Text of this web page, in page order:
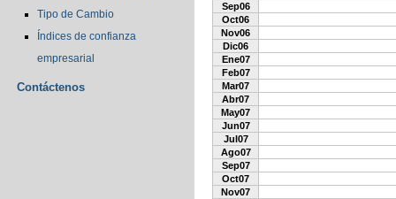
Tipo de Cambio
Índices de confianza
empresarial
Contáctenos
Sep06
Oct06
Nov06
Dic06
Ene07
Feb07
Mar07
Abr07
May07
Jun07
Jul07
Ago07
Sep07
Oct07
Nov07